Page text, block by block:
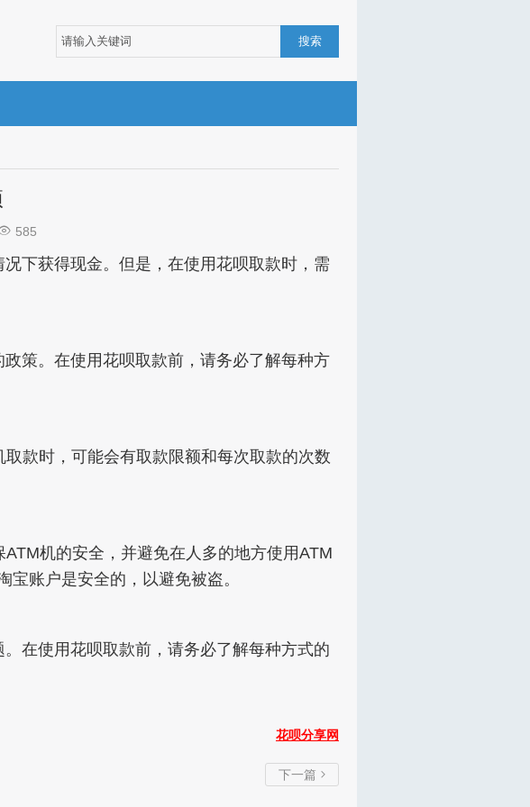
搜索
585
下获得现金。但是，在使用花呗取款时，需
策。在使用花呗取款前，请务必了解每种方
款时，可能会有取款限额和每次取款的次数
机的安全，并避免在人多的地方使用ATM
账户是安全的，以避免被盗。
在使用花呗取款前，请务必了解每种方式的
花呗分享网
下一篇 